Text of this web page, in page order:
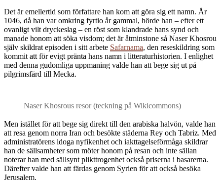
Det är emellertid som författare han kom att göra sig ett namn. År
1046, då han var omkring fyrtio år gammal, hörde han – efter ett
ovanligt vilt dryckeslag – en röst som klandrade hans synd och
manade honom att söka visdom; det är åtminstone så Naser Khosrou
själv skildrat episoden i sitt arbete Safarnama, den reseskildring som
kommit att för evigt pränta hans namn i litteraturhistorien. I enlighet
med denna gudomliga uppmaning valde han att bege sig ut på
pilgrimsfärd till Mecka.
Naser Khosrous resor (teckning på Wikicommons)
Men istället för att bege sig direkt till den arabiska halvön, valde han
att resa genom norra Iran och besökte städerna Rey och Tabriz. Med
administratörens idoga nyfikenhet och iakttagelseförmåga skildrar
han de sällsamheter som möter honom på resan och inte sällan
noterar han med sällsynt plikttrogenhet också priserna i basarerna.
Därefter valde han att färdas genom Syrien för att också besöka
Jerusalem.